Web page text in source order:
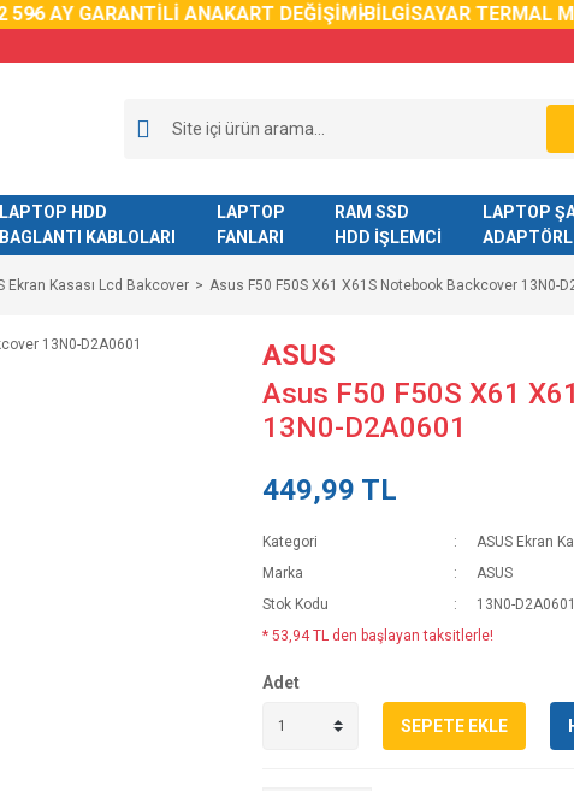
AY GARANTİLİ ANAKART DEĞİŞİMİBİLGİSAYAR TERMAL
LAPTOP HDD
BAGLANTI KABLOLARI
LAPTOP
FANLARI
RAM SSD
HDD İŞLEMCİ
LAPTOP
Ekran Kasası Lcd Bakcover Asus F50 F50S X61 X61S Notebook Backcover 13N0-
ASUS
Asus F50 F50S X61
13N0-D2A0601
449,99 TL
Kategori
ASUS Ekran
Marka
ASUS
Stok Kodu
13N0-D2A0601
* 53,94 TL den başlayan taksitlerle!
Adet
SEPETE EKLE